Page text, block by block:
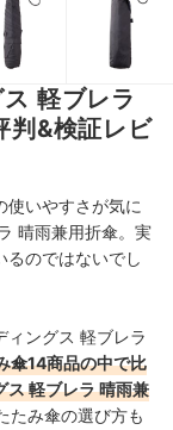
軽ブレラ
判&検証レビ
使いやすさが気に
晴雨兼用折傘。実
るのではないでし
ィングス 軽ブレラ
傘14商品の中で比
ス 軽ブレラ 晴雨兼
たみ傘の選び方も